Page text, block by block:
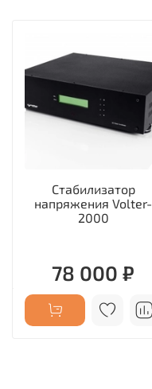
Стабилизатор
напряжения Volter-
2000
78 000 ₽